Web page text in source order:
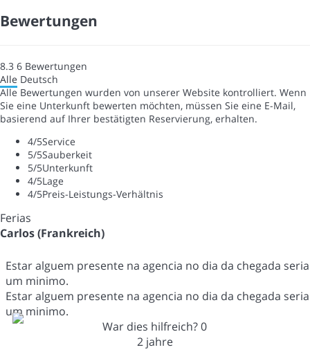
Bewertungen
8.3 6 Bewertungen
Alle Deutsch
Alle Bewertungen wurden von unserer Website kontrolliert. Wenn
Sie eine Unterkunft bewerten möchten, müssen Sie eine E-Mail,
basierend auf Ihrer bestätigten Reservierung, erhalten.
4/5Service
5/5Sauberkeit
5/5Unterkunft
4/5Lage
4/5Preis-Leistungs-Verhältnis
Ferias
Carlos (Frankreich)
Estar alguem presente na agencia no dia da chegada seria
um minimo.
Estar alguem presente na agencia no dia da chegada seria
um minimo.
War dies hilfreich?0
2 jahre